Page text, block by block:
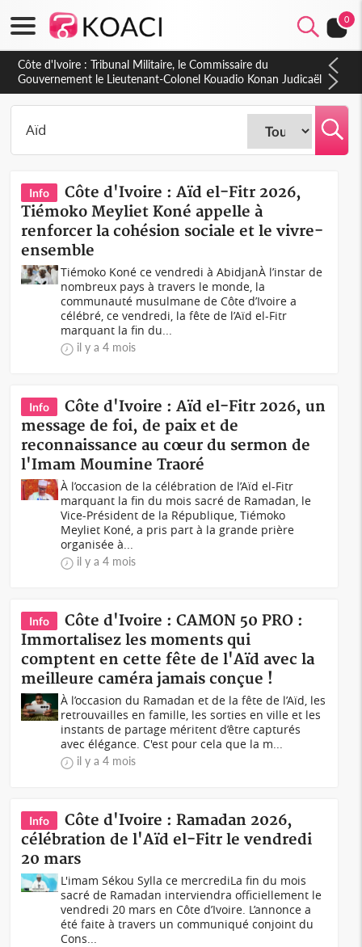
0
Côte d'Ivoire : Tribunal Militaire, le Commissaire du
Gouvernement le Lieutenant-Colonel Kouadio Konan Judicaël
fait le bilan de l'année judiciaire 2025-2026
Info
Côte d'Ivoire : Aïd el-Fitr 2026,
Tiémoko Meyliet Koné appelle à
renforcer la cohésion sociale et le vivre-
ensemble
Tiémoko Koné ce vendredi à AbidjanÀ l’instar de
nombreux pays à travers le monde, la
communauté musulmane de Côte d’Ivoire a
célébré, ce vendredi, la fête de l’Aïd el-Fitr
marquant la fin du...
il y a 4 mois
Info
Côte d'Ivoire : Aïd el-Fitr 2026, un
message de foi, de paix et de
reconnaissance au cœur du sermon de
l'Imam Moumine Traoré
À l’occasion de la célébration de l’Aïd el-Fitr
marquant la fin du mois sacré de Ramadan, le
Vice-Président de la République, Tiémoko
Meyliet Koné, a pris part à la grande prière
organisée à...
il y a 4 mois
Info
Côte d'Ivoire : CAMON 50 PRO :
Immortalisez les moments qui
comptent en cette fête de l'Aïd avec la
meilleure caméra jamais conçue !
À l’occasion du Ramadan et de la fête de l’Aïd, les
retrouvailles en famille, les sorties en ville et les
instants de partage méritent d’être capturés
avec élégance. C'est pour cela que la m...
il y a 4 mois
Info
Côte d'Ivoire : Ramadan 2026,
célébration de l'Aïd el-Fitr le vendredi
20 mars
L'imam Sékou Sylla ce mercrediLa fin du mois
sacré de Ramadan interviendra officiellement le
vendredi 20 mars en Côte d’Ivoire. L’annonce a
été faite à travers un communiqué conjoint du
Cons...